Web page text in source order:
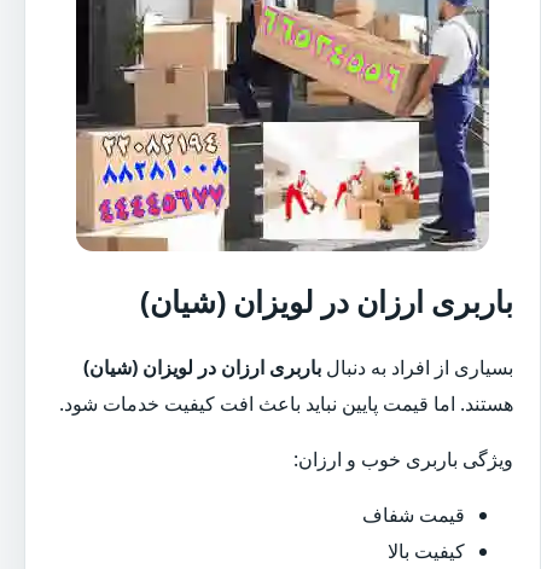
باربری ارزان در لویزان (شیان)
بسیاری از افراد به دنبال باربری ارزان در لویزان (شیان)
هستند. اما قیمت پایین نباید باعث افت کیفیت خدمات شود.
ویژگی باربری خوب و ارزان:
قیمت شفاف
کیفیت بالا